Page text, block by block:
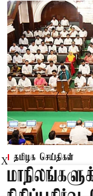
தமிழக செய்திகள்
X